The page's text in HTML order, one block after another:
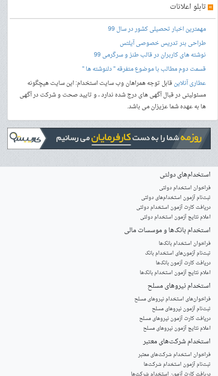
» تابلو اعلانات
مهمترین اخبار تحصیلی کشور در سال 99
طراحی بنرتدریس خصوصی آیلتس
نوشته های کاربران در قالب طنز و سرگرمی 99
قسمت دوم مطالب با موضوع متفرقه " دلنوشته ها "
عطاری آنلاینقابل توجه همراهان وب سایت استخدام: این سایت هیچگونه
مسئولیتی در قبال آگهی های درج شده ندارد ، و تایید صحت و شرکت در آگهی
ها به عهده شما عزیزان می باشد.
استخدام‌های دولتی
فراخوان استخدام دولتی
ثبت‌نام آزمون‌ استخدام‌های دولتی
دریافت کارت آزمون استخدام دولتی
اعلام نتایج آزمون استخدام دولتی
استخدام‌ بانک‌ها و موسسات مالی
فراخوان استخدام بانک‌ها
‌ثبت‌نام آزمون‌های استخدام بانک
دریافت کارت آزمون بانک‌ها
اعلام نتایج آزمون استخدام بانک‌ها
استخدام‌ نیروهای مسلح
‌فراخوان‌های استخدام‌ نیروهای مسلح
ثبت‌نام آزمون نیروهای مسلح
دریافت کارت آزمون نیروهای مسلح
اعلام نتایج آزمون نیروهای مسلح
استخدام‌ شرکت‌های معتبر
فراخوان استخدام شرکت‌های معتبر
ثبت‌نام آزمون استخدام شرکت‌ها